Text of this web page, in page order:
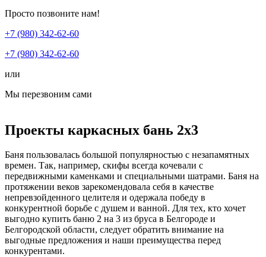
Просто позвоните нам!
+7 (980) 342-62-60
+7 (980) 342-62-60
или
Мы перезвоним сами
Проекты каркасных бань 2х3
Баня пользовалась большой популярностью с незапамятных
времен. Так, например, скифы всегда кочевали с
передвижными каменками и специальными шатрами. Баня на
протяжении веков зарекомендовала себя в качестве
непревзойденного целителя и одержала победу в
конкурентной борьбе с душем и ванной. Для тех, кто хочет
выгодно купить баню 2 на 3 из бруса в Белгороде и
Белгородской области, следует обратить внимание на
выгодные предложения и наши преимущества перед
конкурентами.